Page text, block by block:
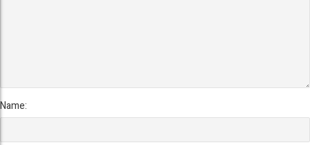
Name: